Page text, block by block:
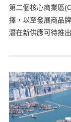
第二個核心商業區
擇，以至發展商品
潛在新供應可待推出